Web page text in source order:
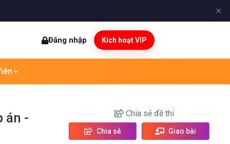
✕
Đăng nhập Kích hoạt VIP
án -
Chia sẻ đề thi
Chia sẻ Giao bài